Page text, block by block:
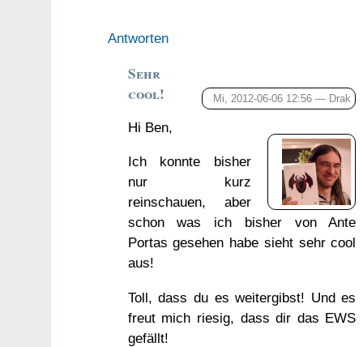
Antworten
Mi, 2012-06-06 12:56 — Drak
Sehr
cool!
Hi Ben,
Ich konnte bisher
nur kurz
reinschauen, aber
schon was ich bisher von Ante
Portas gesehen habe sieht sehr cool
aus!
Toll, dass du es weitergibst! Und es
freut mich riesig, dass dir das EWS
gefällt!